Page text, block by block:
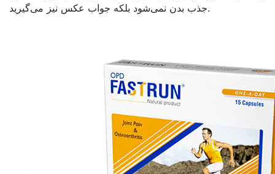
جذب بدن نمی‌شود بلکه جواب عکس نیز می‌گیرید.